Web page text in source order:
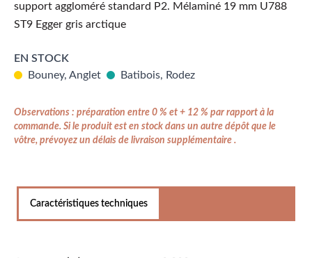
support aggloméré standard P2. Mélaminé 19 mm U788
ST9 Egger gris arctique
EN STOCK
Bouney, Anglet
Batibois, Rodez
Observations : préparation entre 0 % et + 12 % par rapport à la
commande. Si le produit est en stock dans un autre dépôt que le
vôtre, prévoyez un délais de livraison supplémentaire .
Caractéristiques techniques